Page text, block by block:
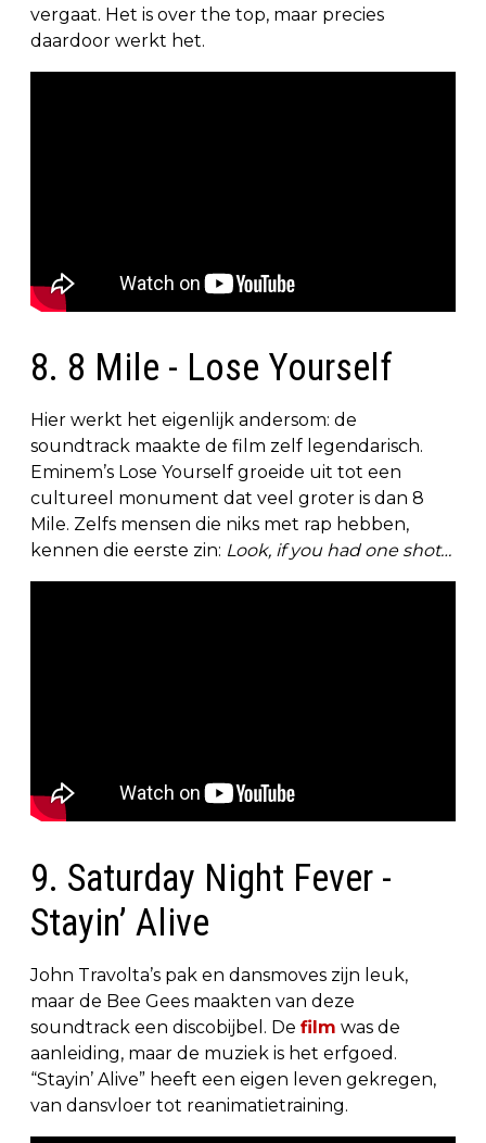
vergaat. Het is over the top, maar precies
daardoor werkt het.
8. 8 Mile - Lose Yourself
Hier werkt het eigenlijk andersom: de
soundtrack maakte de film zelf legendarisch.
Eminem’s Lose Yourself groeide uit tot een
cultureel monument dat veel groter is dan 8
Mile. Zelfs mensen die niks met rap hebben,
kennen die eerste zin: Look, if you had one shot…
9. Saturday Night Fever -
Stayin’ Alive
John Travolta’s pak en dansmoves zijn leuk,
maar de Bee Gees maakten van deze
soundtrack een discobijbel. De film was de
aanleiding, maar de muziek is het erfgoed.
“Stayin’ Alive” heeft een eigen leven gekregen,
van dansvloer tot reanimatietraining.